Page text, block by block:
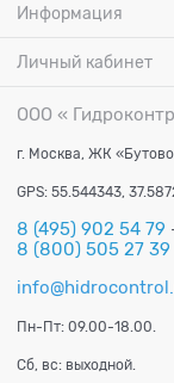
Информация
Личный кабинет
ООО «
г. Москва, ЖК
GPS: 55.544343,
8 (495) 902 54 79
8 (800) 505 27 39
Пн-Пт: 09.00-18.00.
Сб, вс: выходной.